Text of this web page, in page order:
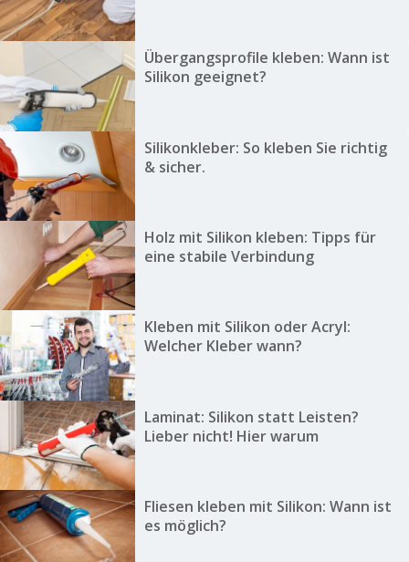
Übergangsprofile kleben: Wann ist
Silikon geeignet?
Silikonkleber: So kleben Sie richtig
& sicher.
Holz mit Silikon kleben: Tipps für
eine stabile Verbindung
Kleben mit Silikon oder Acryl:
Welcher Kleber wann?
Laminat: Silikon statt Leisten?
Lieber nicht! Hier warum
Fliesen kleben mit Silikon: Wann ist
es möglich?